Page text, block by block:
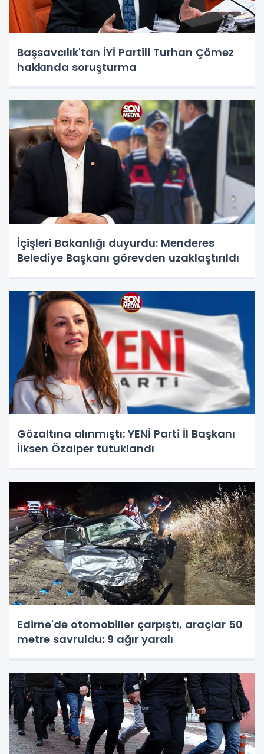
Başsavcılık'tan İYİ Partili Turhan Çömez
hakkında soruşturma
İçişleri Bakanlığı duyurdu: Menderes
Belediye Başkanı görevden uzaklaştırıldı
Gözaltına alınmıştı: YENİ Parti İl Başkanı
İlksen Özalper tutuklandı
Edirne'de otomobiller çarpıştı, araçlar 50
metre savruldu: 9 ağır yaralı